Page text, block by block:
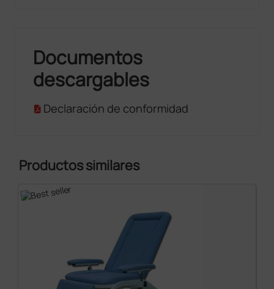
Documentos
descargables
Declaración de conformidad
Productos similares